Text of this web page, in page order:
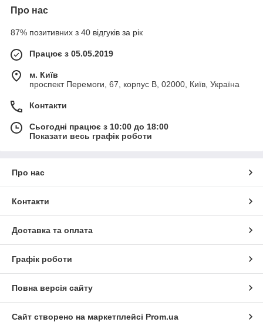
Про нас
87% позитивних з 40 відгуків за рік
Працює з 05.05.2019
м. Київ
проспект Перемоги, 67, корпус В, 02000, Київ, Україна
Контакти
Сьогодні працює з 10:00 до 18:00
Показати весь графік роботи
Про нас
Контакти
Доставка та оплата
Графік роботи
Повна версія сайту
Сайт створено на маркетплейсі Prom.ua